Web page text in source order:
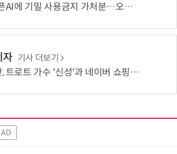
기밀 사용금지 가처분…오픈AI “근거 없는 감정 싸움”
자 기사 더보기
로트 가수 '신성'과 네이버 쇼핑라이브 켠다
AD